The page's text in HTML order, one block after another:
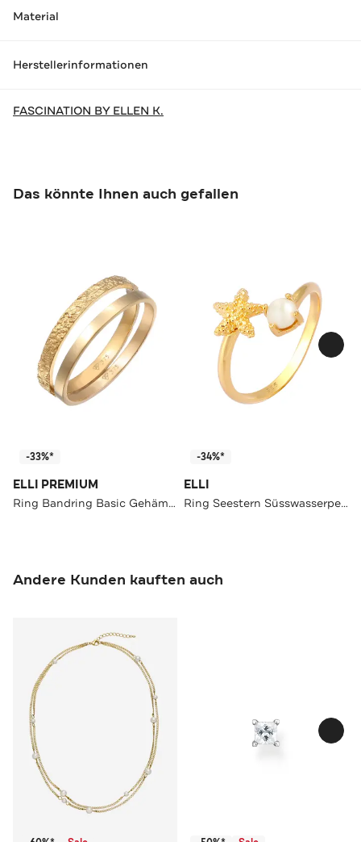
Material
Herstellerinformationen
FASCINATION BY ELLEN K.
Das könnte Ihnen auch gefallen
-33%*
ELLI PREMIUM
Ring Bandring Basic Gehämmert (Set 2-tlg) 375 Gelbgold Gold
-34%*
ELLI
Ring Seestern Süsswasserperle Verstellbar 925 Silber Gold
Andere Kunden kauften auch